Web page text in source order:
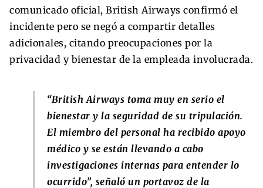
comunicado oficial, British Airways confirmó el
incidente pero se negó a compartir detalles
adicionales, citando preocupaciones por la
privacidad y bienestar de la empleada involucrada.
“British Airways toma muy en serio el
bienestar y la seguridad de su tripulación.
El miembro del personal ha recibido apoyo
médico y se están llevando a cabo
investigaciones internas para entender lo
ocurrido”, señaló un portavoz de la